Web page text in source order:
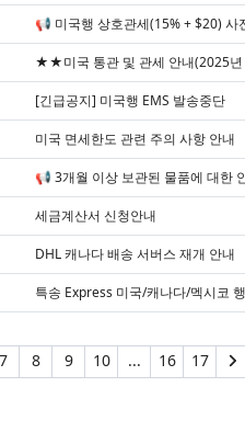
📢 미국행 상호관세(15% + $20) 사
★★미국 통관 및 관세 안내(2025년
[긴급공지] 미국행 EMS 발송중단
미국 면세한도 관련 주의 사항 안내
📢 3개월 이상 보관된 물품에 대한
세금계산서 신청안내
DHL 캐나다 배송 서버스 재개 안내
특송 Express 미국/캐나다/멕시코
7 8 9 10 ... 16 17